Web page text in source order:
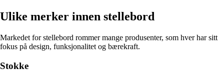
Ulike merker innen stellebord
Markedet for stellebord rommer mange produsenter, som hver har sitt
fokus på design, funksjonalitet og bærekraft.
Stokke